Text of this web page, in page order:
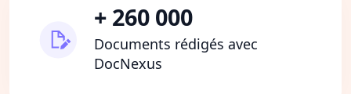
+ 260 000
Documents rédigés avec
DocNexus